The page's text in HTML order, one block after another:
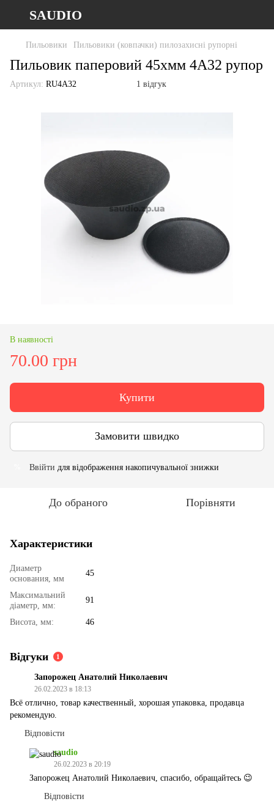
SAUDIO
Пильовики Пильовики (ковпачки) пилозахисні рупорні
Пильовик паперовий 45xмм 4А32 рупор
Артикул: RU4A32 1 відгук
В наявності
70.00 грн
Купити
Замовити швидко
Ввійти для відображення накопичувальної знижки
До обраного Порівняти
Характеристики
Диаметр
основания, мм
45
Максимальний
діаметр, мм:
91
Висота, мм: 46
Відгуки 1
Запорожец Анатолий Николаевич
26.02.2023 в 18:13
Всё отлично, товар качественный, хорошая упаковка, продавца
рекомендую.
Відповісти
saudio
26.02.2023 в 20:19
Запорожец Анатолий Николаевич, спасибо, обращайтесь 😉
Відповісти